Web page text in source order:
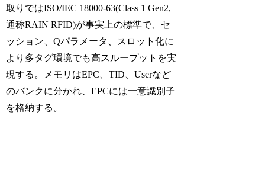
取りではISO/IEC 18000-63(Class 1 Gen2,
通称RAIN RFID)が事実上の標準で、セ
ッション、Qパラメータ、スロット化に
より多タグ環境でも高スループットを実
現する。メモリはEPC、TID、Userなど
のバンクに分かれ、EPCには一意識別子
を格納する。